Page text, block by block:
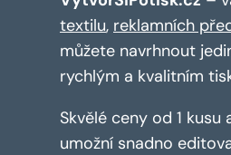
textilu, reklamních
můžete navrhnout
rychlým a kvalitním
Skvělé ceny od 1
umožní snadno